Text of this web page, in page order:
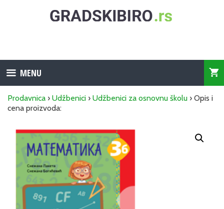
MENU
Prodavnica › Udžbenici › Udžbenici za osnovnu školu › Opis i
cena proizvoda: